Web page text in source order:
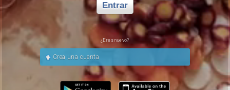
Entrar
¿Eres nuevo?
Crea una cuenta